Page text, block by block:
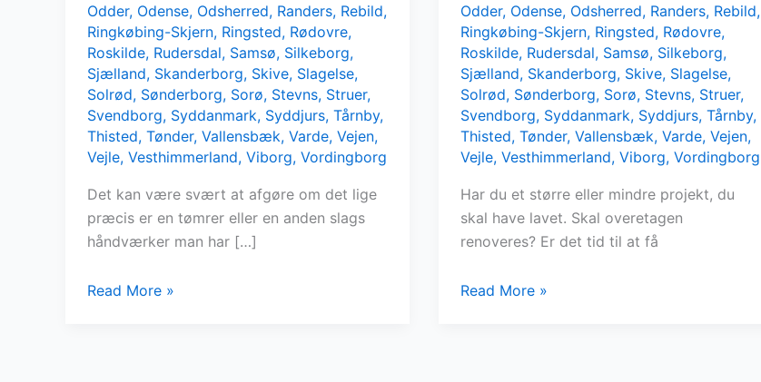
Odder, Odense, Odsherred, Randers, Rebild,
Ringkøbing-Skjern, Ringsted, Rødovre,
Roskilde, Rudersdal, Samsø, Silkeborg,
Sjælland, Skanderborg, Skive, Slagelse,
Solrød, Sønderborg, Sorø, Stevns, Struer,
Svendborg, Syddanmark, Syddjurs, Tårnby,
Thisted, Tønder, Vallensbæk, Varde, Vejen,
Vejle, Vesthimmerland, Viborg, Vordingborg
Det kan være svært at afgøre om det lige
præcis er en tømrer eller en anden slags
håndværker man har […]
Mangler
Read More »
Odder, Odense, Odsherred, Randers, Rebild,
Ringkøbing-Skjern, Ringsted, Rødovre,
Roskilde, Rudersdal, Samsø, Silkeborg,
Sjælland, Skanderborg, Skive, Slagelse,
Solrød, Sønderborg, Sorø, Stevns, Struer,
Svendborg, Syddanmark, Syddjurs, Tårnby,
Thisted, Tønder, Vallensbæk, Varde, Vejen,
Vejle, Vesthimmerland, Viborg, Vordingborg
Har du et større eller mindre projekt, du
skal have lavet. Skal overetagen
renoveres? Er det tid til at få
Find
Read More »